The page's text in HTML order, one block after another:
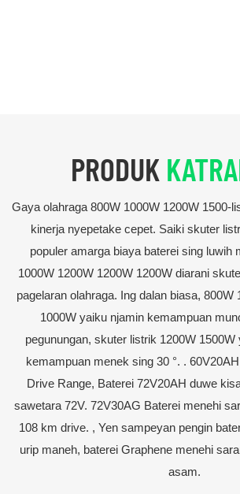
PRODUK
Gaya olahraga 800W 1000W 1200W 1500-
kinerja nyepetake cepet. Saiki skuter
populer amarga biaya baterei sing luwih
1000W 1200W 1200W 1200W diarani
pagelaran olahraga. Ing dalan biasa, 800W
1000W yaiku njamin kemampuan
pegunungan, skuter listrik 1200W
kemampuan menek sing 30 °. .
Drive Range, Baterei 72V20AH duwe
sawetara 72V. 72V30AG Baterei menehi
108 km drive. , Yen sampeyan pengin
urip maneh, baterei Graphene menehi
asam.